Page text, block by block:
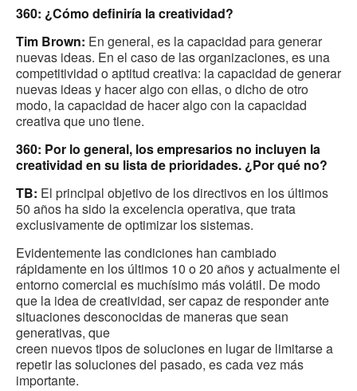
360: ¿Cómo definiría la creatividad?
Tim Brown: En general, es la capacidad para generar
nuevas ideas. En el caso de las organizaciones, es una
competitividad o aptitud creativa: la capacidad de generar
nuevas ideas y hacer algo con ellas, o dicho de otro
modo, la capacidad de hacer algo con la capacidad
creativa que uno tiene.
360: Por lo general, los empresarios no incluyen la
creatividad en su lista de prioridades. ¿Por qué no?
TB: El principal objetivo de los directivos en los últimos
50 años ha sido la excelencia operativa, que trata
exclusivamente de optimizar los sistemas.
Evidentemente las condiciones han cambiado
rápidamente en los últimos 10 o 20 años y actualmente el
entorno comercial es muchísimo más volátil. De modo
que la idea de creatividad, ser capaz de responder ante
situaciones desconocidas de maneras que sean
generativas, que
creen nuevos tipos de soluciones en lugar de limitarse a
repetir las soluciones del pasado, es cada vez más
importante.